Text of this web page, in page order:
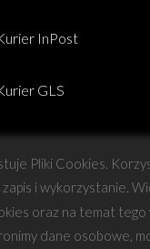
InPost
GLS
Copyright © Force
Pliki Cookies.
i wykorzystanie.
oraz na temat tego
dane osobowe,